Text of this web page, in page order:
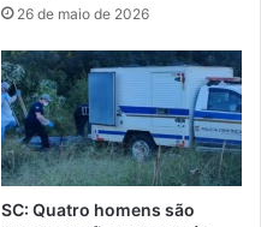
26 de maio de 2026
SC: Quatro homens são